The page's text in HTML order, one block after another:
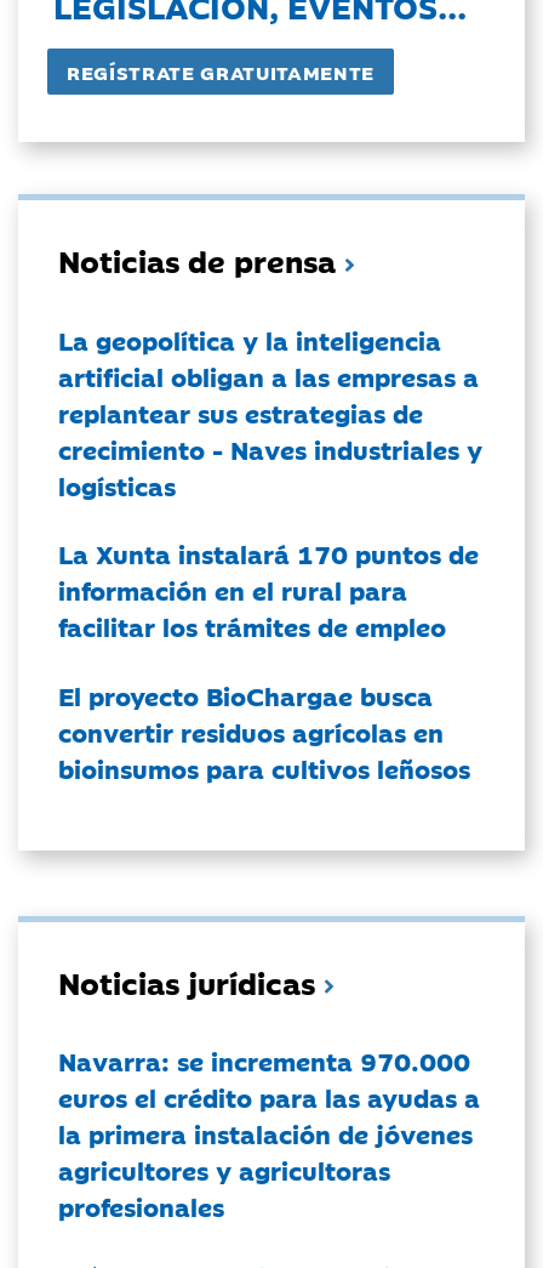
Noticias de prensa
La geopolítica y la inteligencia
artificial obligan a las empresas a
replantear sus estrategias de
crecimiento - Naves industriales y
logísticas
La Xunta instalará 170 puntos de
información en el rural para
facilitar los trámites de empleo
El proyecto BioChargae busca
convertir residuos agrícolas en
bioinsumos para cultivos leñosos
Noticias jurídicas
Navarra: se incrementa 970.000
euros el crédito para las ayudas a
la primera instalación de jóvenes
agricultores y agricultoras
profesionales